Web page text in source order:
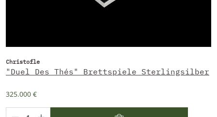
Christofle
"Duel Des Thés" Brettspiele Sterlingsilber
325.000 €